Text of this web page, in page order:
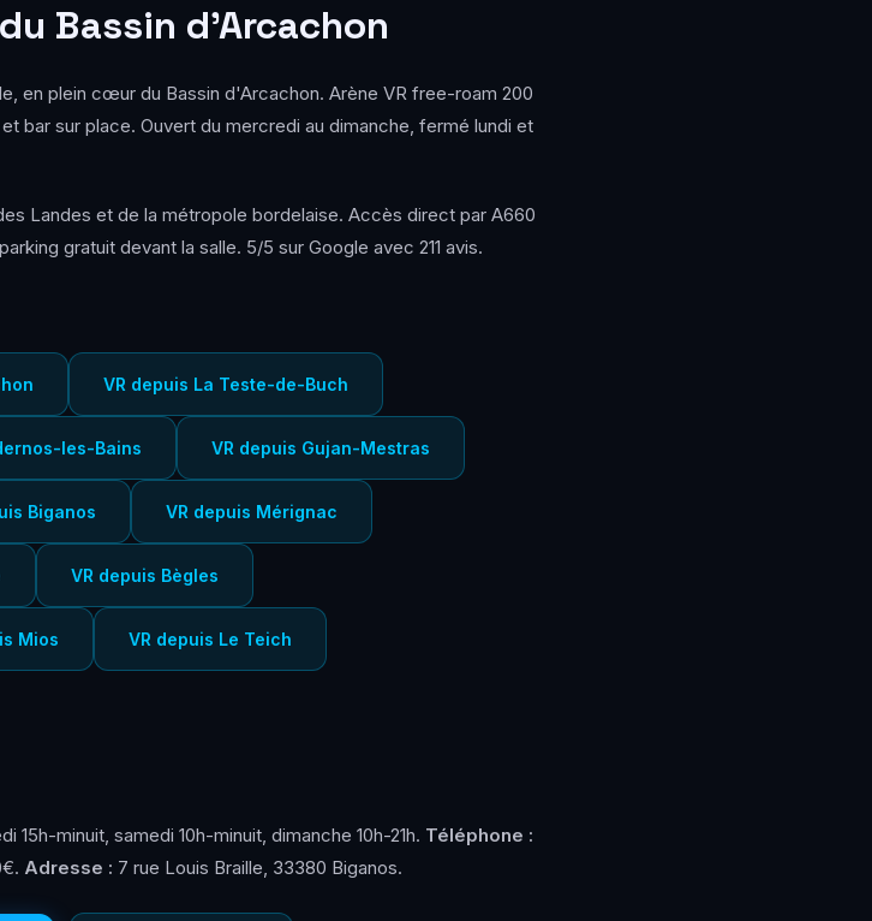
Bassin d'Arcachon
en plein cœur du Bassin d'Arcachon. Arène VR free-roam 200
bar sur place. Ouvert du mercredi au dimanche, fermé lundi et
Landes et de la métropole bordelaise. Accès direct par A660
gratuit devant la salle. 5/5 sur Google avec 211 avis.
VR depuis La Teste-de-Buch
les-Bains VR depuis Gujan-Mestras
Biganos VR depuis Mérignac
VR depuis Bègles
Mios VR depuis Le Teich
15h-minuit, samedi 10h-minuit, dimanche 10h-21h. Téléphone :
Adresse : 7 rue Louis Braille, 33380 Biganos.